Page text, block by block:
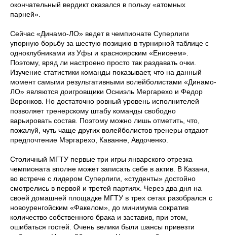
окончательный вердикт оказался в пользу «атомных
парней».
Сейчас «Динамо-ЛО» ведет в чемпионате Суперлиги
упорную борьбу за шестую позицию в турнирной таблице с
одноклубниками из Уфы и красноярским «Енисеем».
Поэтому, вряд ли настроено просто так раздавать очки.
Изучение статистики команды показывает, что на данный
момент самыми результативными волейболистами «Динамо-
ЛО» являются доигровщики Осниэль Мергарехо и Федор
Воронков. Но достаточно ровный уровень исполнителей
позволяет тренерскому штабу команды свободно
варьировать состав. Поэтому можно лишь отметить, что,
пожалуй, чуть чаще других волейболистов тренеры отдают
предпочтение Мэргарехо, Каванне, Авдоченко.
Столичный МГТУ первые три игры январского отрезка
чемпионата вполне может записать себе в актив. В Казани,
во встрече с лидером Суперлиги, «студенты» достойно
смотрелись в первой и третей партиях. Через два дня на
своей домашней площадке МГТУ в трех сетах разобрался с
новоуренгойским «Факелом», до минимума сократив
количество собственного брака и заставив, при этом,
ошибаться гостей. Очень велики были шансы привезти